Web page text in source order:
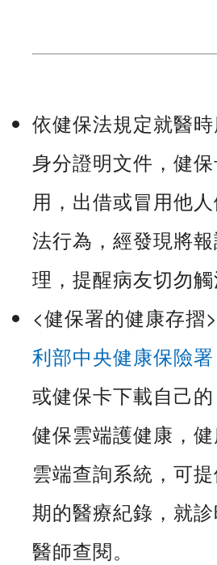
依健保法規定就醫
身分證明文件，健
用，出借或冒用他
法行為，經發現將
理，提醒病友切勿
<健保署的健康存摺
利部中央健康保險署
或健保卡下載自己的
健保雲端護健康，健
雲端查詢系統，可
期的醫療紀錄，就
醫師查閱。